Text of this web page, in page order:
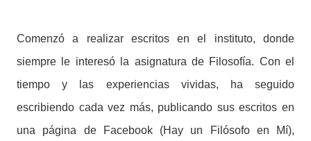
Comenzó a realizar escritos en el instituto, donde
siempre le interesó la asignatura de Filosofía. Con el
tiempo y las experiencias vividas, ha seguido
escribiendo cada vez más, publicando sus escritos en
una página de Facebook (Hay un Filósofo en Mí),